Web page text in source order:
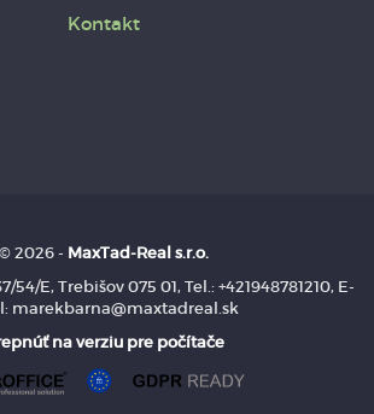
Kontakt
© 2026 - MaxTad-Real s.r.o.
54/E, Trebišov 075 01, Tel.: +421948781210, E-
marekbarna@maxtadreal.sk
na verziu pre počítače